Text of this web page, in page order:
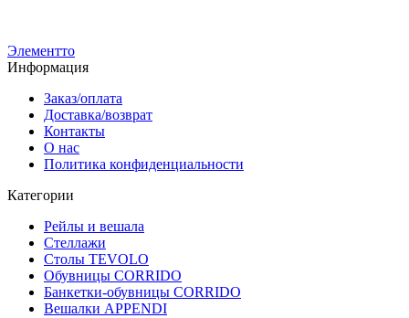
Элементто
Информация
Заказ/оплата
Доставка/возврат
Контакты
О нас
Политика конфиденциальности
Категории
Рейлы и вешала
Стеллажи
Столы TEVOLO
Обувницы CORRIDO
Банкетки-обувницы CORRIDO
Вешалки APPENDI